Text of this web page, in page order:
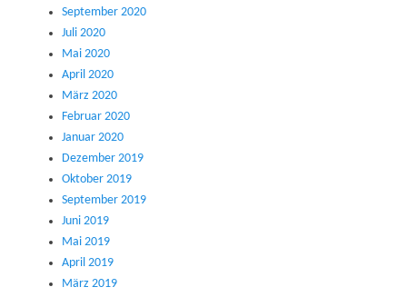
September 2020
Juli 2020
Mai 2020
April 2020
März 2020
Februar 2020
Januar 2020
Dezember 2019
Oktober 2019
September 2019
Juni 2019
Mai 2019
April 2019
März 2019